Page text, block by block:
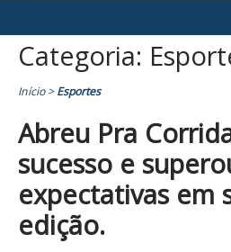
Categoria:
Início>Esportes
Abreu Pra
sucesso e
expectativas em
edição.